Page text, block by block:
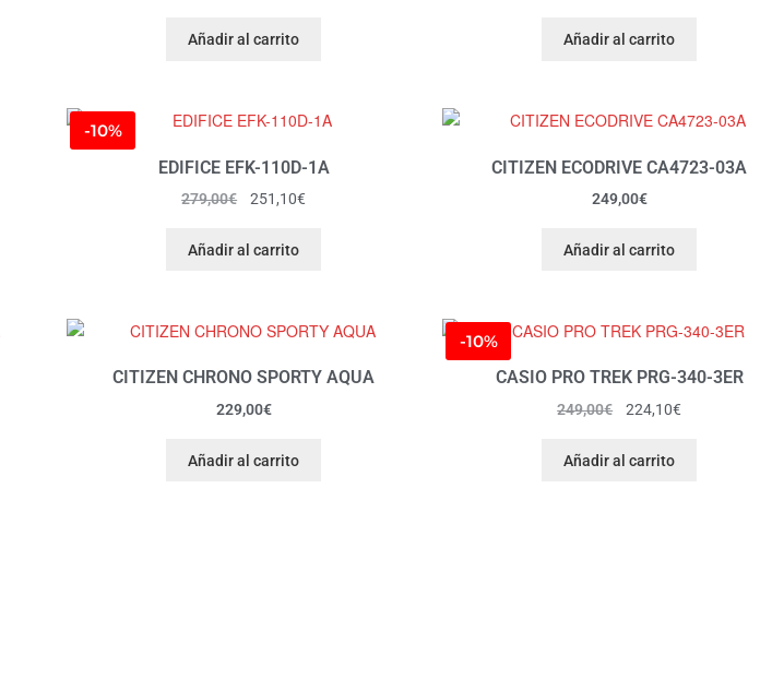
Añadir al carrito Añadir al carrito
-10%
EDIFICE EFK-110D-1A
279,00€ 251,10€
Añadir al carrito
CITIZEN ECODRIVE CA4723-03A
249,00€
Añadir al carrito
CITIZEN CHRONO SPORTY AQUA
229,00€
Añadir al carrito
-10%
CASIO PRO TREK PRG-340-3ER
249,00€ 224,10€
Añadir al carrito